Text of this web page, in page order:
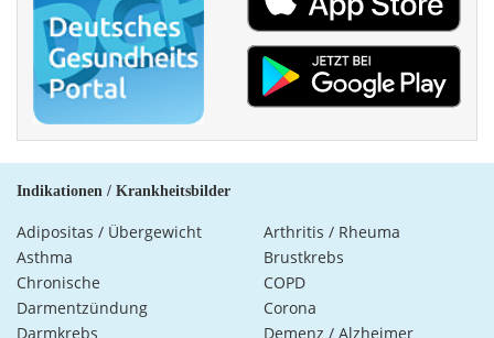
Indikationen / Krankheitsbilder
Adipositas / Übergewicht
Arthritis / Rheuma
Asthma
Brustkrebs
Chronische
Darmentzündung
COPD
Corona
Darmkrebs
Demenz / Alzheimer